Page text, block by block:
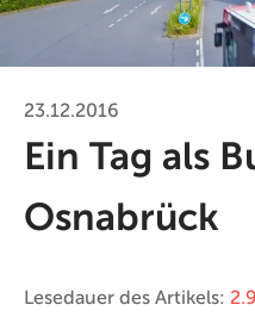
#Mitarbeiter
#Mobilität
#Trinkwasser
23.12.2016
Ein Tag als
Osnabrück
Lesedauer des Artikels: